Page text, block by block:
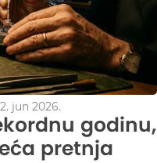
jun 2026.
godinu,
pretnja